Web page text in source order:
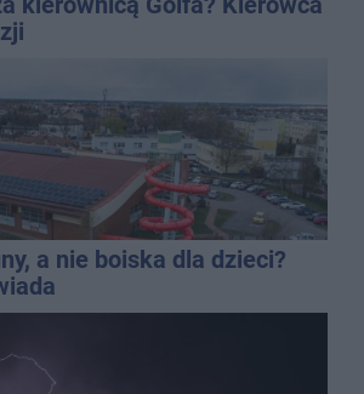
a nie boiska dla dzieci?